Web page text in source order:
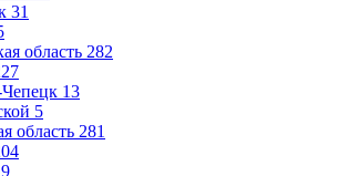
31
область 282
13
5
область 281
9